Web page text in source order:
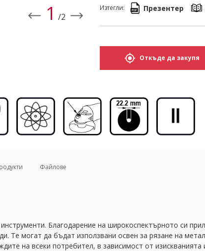
1 /2
Изтегли: Презентер
Откъде да закупя
Файлове
Благодарение на широкоспектърното си
Те могат да бъдат използвани освен за рязане на
на всеки потребител, в зависимост от